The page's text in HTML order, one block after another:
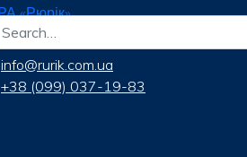
info@rurik.com.ua
+38 (099) 037-19-83